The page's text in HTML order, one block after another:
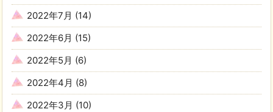
2022年7月 (14)
2022年6月 (15)
2022年5月 (6)
2022年4月 (8)
2022年3月 (10)